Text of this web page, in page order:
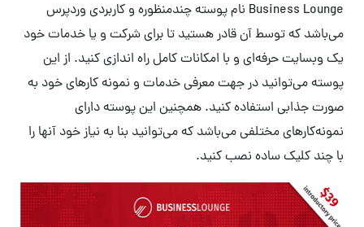
Business Lounge نام پوسته چندمنظوره و کاربردی وردپرس
می‌باشد که توسط آن قادر هستید تا برای شرکت و یا خدمات خود
یک وبسایت حرفه‌ای و با امکانات کامل راه اندازی کنید. از این
پوسته می‌توانید در جهت معرفی خدمات و نمونه کارهای خود به
صورت جذابی استفاده کنید. همچنین این پوسته دارای
نمونه‌کارهای مختلفی می‌باشد که می‌توانید بنا به نیاز خود آنها را
با چند کلیک ساده نصب کنید.